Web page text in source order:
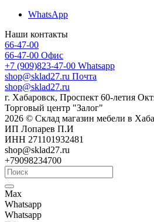
WhatsApp
Наши контакты
66-47-00
66-47-00 Офис
+7 (909)823-47-00 Whatsapp
shop@sklad27.ru Почта
shop@sklad27.ru
г. Хабаровск, Проспект 60-летия
Торговый центр "Залог"
2026 © Склад магазин мебели в
ИП Лопарев П.И
ИНН 271101932481
shop@sklad27.ru
+79098234700
Max
Whatsapp
Whatsapp